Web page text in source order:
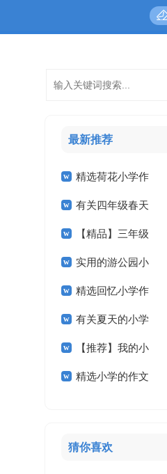
最新推荐
精选荷花小学作
文锦集5篇
有关四年级春天
作文300字集锦10篇
【精品】三年级
校园的作文四篇
实用的游公园小
学作文3篇
精选回忆小学作
文300字合集10篇
有关夏天的小学
作文合集五篇
【推荐】我的小
学作文合集8篇
精选小学的作文
猜你喜欢